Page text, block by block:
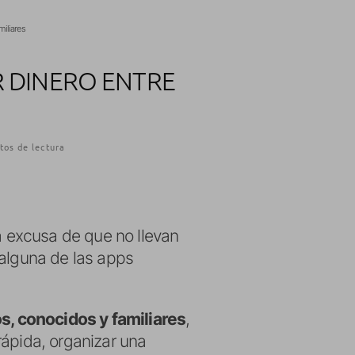
DINERO ENTRE
de lectura
de que no llevan
de las apps
conocidos y familiares,
organizar una